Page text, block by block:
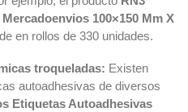
100×150 Mm X
en rollos de 330 unidades.
troqueladas: Existen
autoadhesivas de diversos
Etiquetas Autoadhesivas